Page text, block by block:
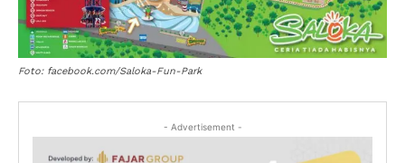
Foto: facebook.com/Saloka-Fun-Park
- Advertisement -